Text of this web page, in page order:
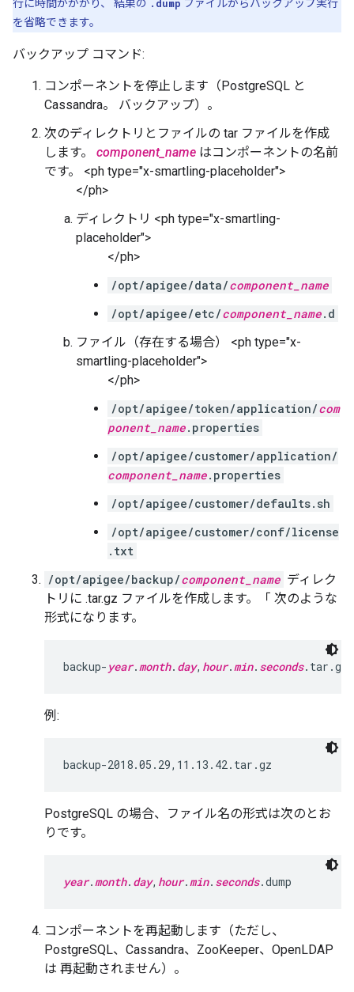
行に時間がかかり、 結果の .dump ファイルからバックアップ実行
を省略できます。
バックアップ コマンド:
コンポーネントを停止します（PostgreSQL と
Cassandra。 バックアップ）。
次のディレクトリとファイルの tar ファイルを作成
します。 component_name はコンポーネントの名前
です。 <ph type="x-smartling-placeholder">
</ph>
ディレクトリ <ph type="x-smartling-
placeholder">
</ph>
/opt/apigee/data/component_name
/opt/apigee/etc/component_name.d
ファイル（存在する場合） <ph type="x-
smartling-placeholder">
</ph>
/opt/apigee/token/application/com
ponent_name.properties
/opt/apigee/customer/application/
component_name.properties
/opt/apigee/customer/defaults.sh
/opt/apigee/customer/conf/license
.txt
/opt/apigee/backup/component_name ディレク
トリに .tar.gz ファイルを作成します。「 次のような
形式になります。
backup- year.month. day, hour.min. seconds.tar.gz
例:
backup-2018.05.29,11.13.42.tar.gz
PostgreSQL の場合、ファイル名の形式は次のとお
りです。
year.month. day, hour.min. seconds.dump
コンポーネントを再起動します（ただし、
PostgreSQL、Cassandra、ZooKeeper、OpenLDAP
は 再起動されません）。